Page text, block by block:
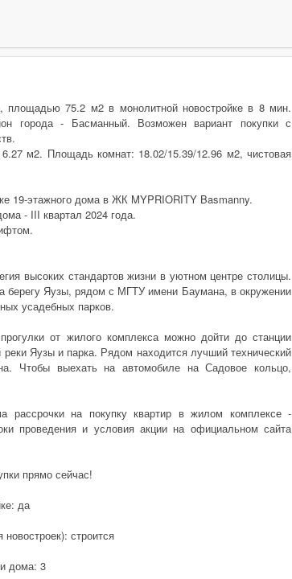
площадью 75.2 м2 в монолитной новостройке в 8 мин.
города - Басманный. Возможен вариант покупки с
м2. Площадь комнат: 18.02/15.39/12.96 м2, чистовая
19-этажного дома в ЖК MYPRIORITY Basmanny.
- III квартал 2024 года.
высоких стандартов жизни в уютном центре столицы.
берегу Яузы, рядом с МГТУ имени Баумана, в окружении
усадебных парков.
от жилого комплекса можно дойти до станции
Яузы и парка. Рядом находится лучший технический
Чтобы выехать на автомобиле на Садовое кольцо,
рассрочки на покупку квартир в жилом комплексе -
проведения и условия акции на официальном сайта
прямо сейчас!
да
строится
дома: 3